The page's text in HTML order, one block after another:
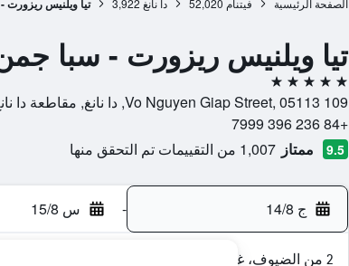
الصفحة الرئيسية فيتنام 52,020 دا نانغ 3,922 تيا ويلنيس
تيا ويلنيس ريزورت - سبا
5 نجوم
109 Vo Nguyen Giap Street, 05113, دا نانغ, مقاطعة دا نانغ, فيتنام
+84 236 396 7999
9.5 ممتاز 1,007 من التقييمات تم التحقق منها
ج 14/8 - س 15/8
2 من الضيوف، غرفة واحدة